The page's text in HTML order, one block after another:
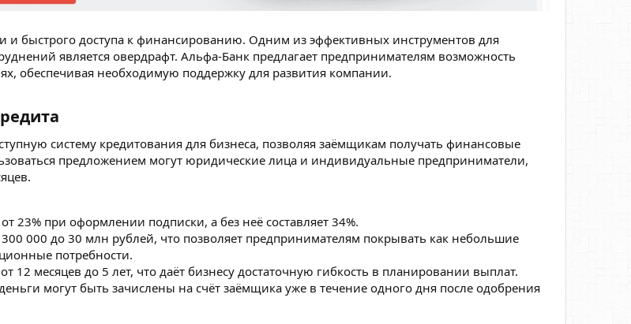
и быстрого доступа к финансированию. Одним из эффективных инструментов для
является овердрафт. Альфа-Банк предлагает предпринимателям возможность
обеспечивая необходимую поддержку для развития компании.
систему кредитования для бизнеса, позволяя заёмщикам получать финансовые
предложением могут юридические лица и индивидуальные предприниматели,
23% при оформлении подписки, а без неё составляет 34%.
300 000 до 30 млн рублей, что позволяет предпринимателям покрывать как небольшие
потребности.
от 12 месяцев до 5 лет, что даёт бизнесу достаточную гибкость в планировании выплат.
могут быть зачислены на счёт заёмщика уже в течение одного дня после одобрения